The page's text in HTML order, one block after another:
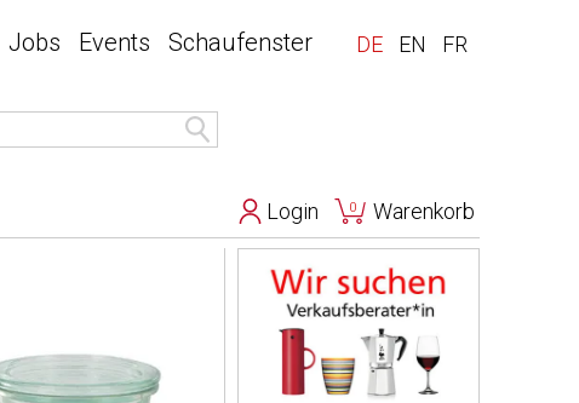
Jobs Events Schaufenster DE EN FR
Login 0 Warenkorb